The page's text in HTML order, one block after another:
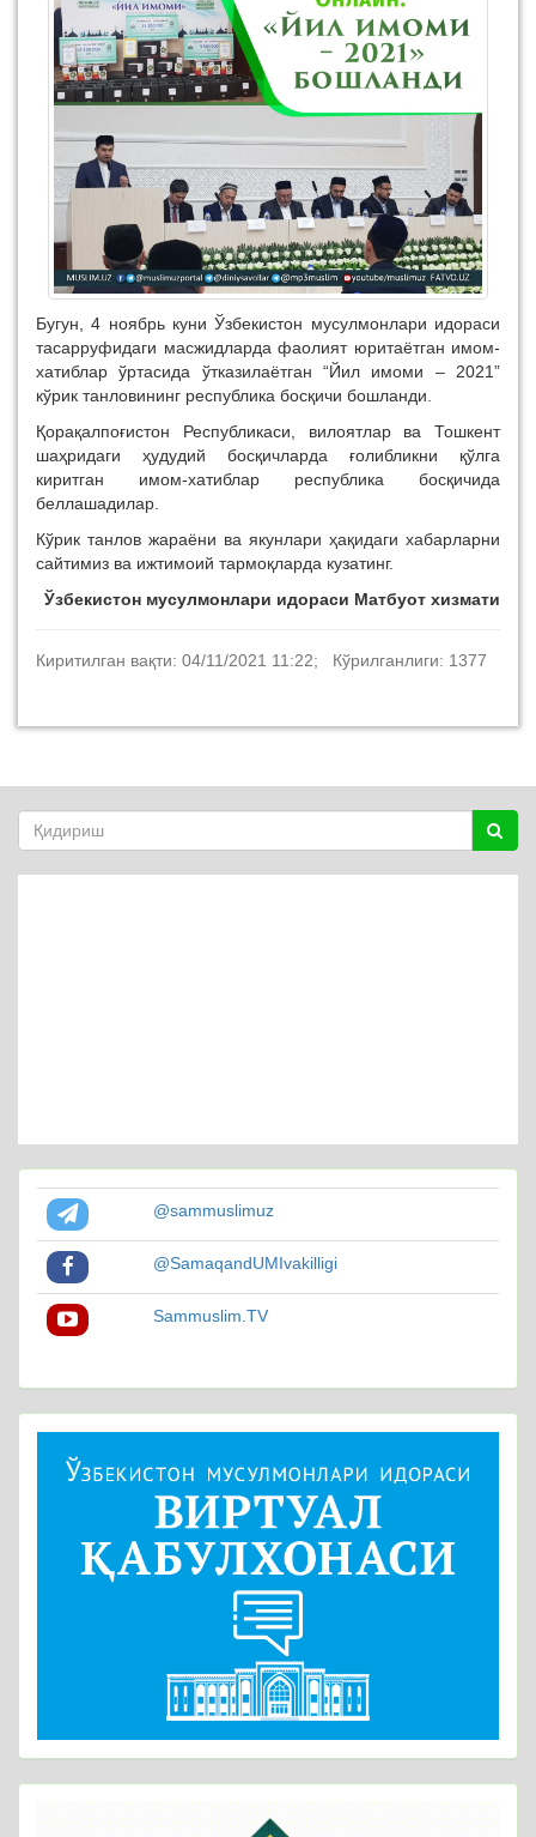
Бугун, 4 ноябрь куни Ўзбекистон мусулмонлари идораси
тасарруфидаги масжидларда фаолият юритаётган имом-
хатиблар ўртасида ўтказилаётган “Йил имоми – 2021”
кўрик танловининг республика босқичи бошланди.
Қорақалпоғистон Республикаси, вилоятлар ва Тошкент
шаҳридаги ҳудудий босқичларда ғолибликни қўлга
киритган имом-хатиблар республика босқичида
беллашадилар.
Кўрик танлов жараёни ва якунлари ҳақидаги хабарларни
сайтимиз ва ижтимоий тармоқларда кузатинг.
Ўзбекистон мусулмонлари идораси Матбуот хизмати
Киритилган вақти: 04/11/2021 11:22; Кўрилганлиги: 1377
@sammuslimuz
@SamaqandUMIvakilligi
Sammuslim.TV